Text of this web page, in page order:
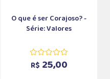
O que é ser Corajoso? -
Série: Valores
R$ 25,00